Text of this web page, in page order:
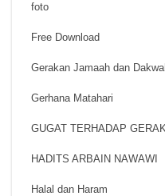
foto
Free Download
Gerakan Jamaah dan
Gerhana Matahari
GUGAT TERHADAP
HADITS ARBAIN NAWAWI
Halal dan Haram